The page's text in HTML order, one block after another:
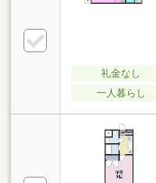
礼金なし
一人暮らし